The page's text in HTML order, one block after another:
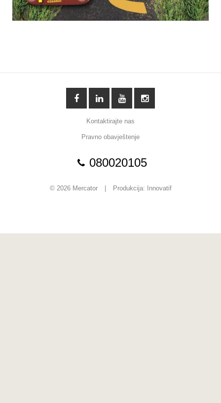
Kontaktirajte nas
Pravno obavještenje
080020105
© 2026 Mercator Produkcija: Innovatif